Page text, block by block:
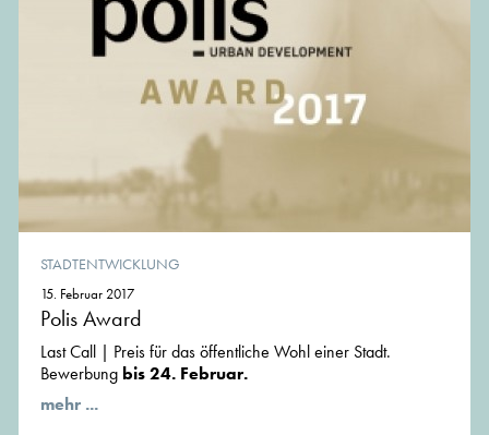
STADTENTWICKLUNG
15. Februar 2017
Polis Award
Last Call | Preis für das öffentliche Wohl einer Stadt.
Bewerbung bis 24. Februar.
mehr ...